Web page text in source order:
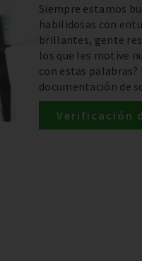
Siempre estamos
habilidosas con
brillantes, gente
los que les motive
con estas palabras?
documentación de
Verificación